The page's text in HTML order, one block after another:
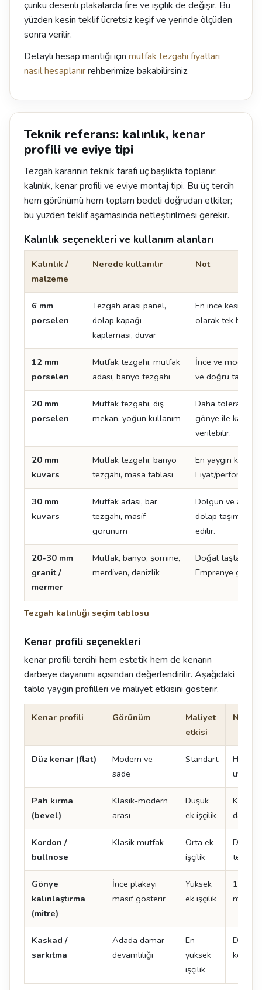
çünkü desenli plakalarda fire ve işçilik de değişir. Bu
yüzden kesin teklif ücretsiz keşif ve yerinde ölçüden
sonra verilir.
Detaylı hesap mantığı için mutfak tezgahı fiyatları
nasıl hesaplanırrehberimize bakabilirsiniz.
Teknik referans: kalınlık, kenar
profili ve eviye tipi
Tezgah kararının teknik tarafı üç başlıkta toplanır:
kalınlık, kenar profili ve eviye montaj tipi. Bu üç tercih
hem görünümü hem toplam bedeli doğrudan etkiler;
bu yüzden teklif aşamasında netleştirilmesi gerekir.
Kalınlık seçenekleri ve kullanım alanları
Tezgah kalınlığı seçim tablosu
Kalınlık /
malzeme
Nerede kullanılır Not
6 mm
porselen
Tezgah arası panel,
dolap kapağı
kaplaması, duvar
En ince kesit.
olarak tek
12 mm
porselen
Mutfak tezgahı, mutfak
adası, banyo tezgahı
İnce ve modern
ve doğru taşıma
20 mm
porselen
Mutfak tezgahı, dış
mekan, yoğun kullanım
Daha toleranslı
gönye ile kalın
verilebilir.
20 mm
kuvars
Mutfak tezgahı, banyo
tezgahı, masa tablası
En yaygın kuvars
Fiyat/
30 mm
kuvars
Mutfak adası, bar
tezgahı, masif
görünüm
Dolgun ve ağır
dolap taşıma
edilir.
20-30 mm
granit /
mermer
Mutfak, banyo, şömine,
merdiven, denizlik
Doğal taşta
Emprenye
Kenar profili seçenekleri
kenar profili tercihi hem estetik hem de kenarın
darbeye dayanımı açısından değerlendirilir. Aşağıdaki
tablo yaygın profilleri ve maliyet etkisini gösterir.
Kenar profili Görünüm
Maliyet
etkisi
Not
Düz kenar (flat)
Modern ve
sade
Standart
Her
Pah kırma
(bevel)
Klasik-modern
arası
Düşük
ek işçilik
Kenar
Kordon /
bullnose
Klasik mutfak
Orta ek
işçilik
Doğal
tercih
Gönye
kalınlaştırma
(mitre)
İnce plakayı
masif gösterir
Yüksek
ek işçilik
12
mm
Kaskad /
sarkıtma
Adada damar
devamlılığı
En
yüksek
işçilik
Damar